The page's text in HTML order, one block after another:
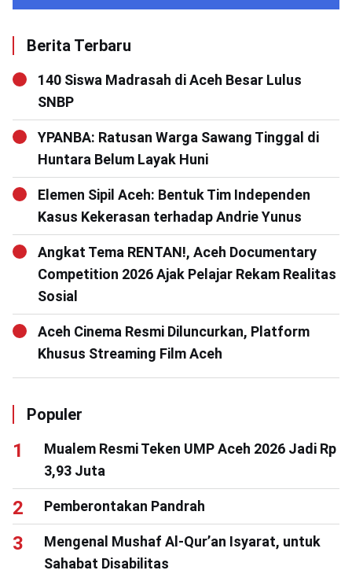
Berita Terbaru
140 Siswa Madrasah di Aceh Besar Lulus
SNBP
YPANBA: Ratusan Warga Sawang Tinggal di
Huntara Belum Layak Huni
Elemen Sipil Aceh: Bentuk Tim Independen
Kasus Kekerasan terhadap Andrie Yunus
Angkat Tema RENTAN!, Aceh Documentary
Competition 2026 Ajak Pelajar Rekam Realitas
Sosial
Aceh Cinema Resmi Diluncurkan, Platform
Khusus Streaming Film Aceh
Populer
Mualem Resmi Teken UMP Aceh 2026 Jadi Rp
3,93 Juta
Pemberontakan Pandrah
Mengenal Mushaf Al-Qur’an Isyarat, untuk
Sahabat Disabilitas